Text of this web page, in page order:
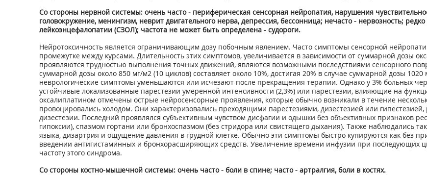
Со стороны нервной системы: очень часто - периферическая сенсорная нейропатия, нарушения
головокружение, менингизм, неврит двигательного нерва, депрессия, бессонница; нечасто - нервозность;
лейкоэнцефалопатии (СЗОЛ); частота не может быть определена - судороги.
Нейротоксичность является ограничивающим дозу побочным явлением. Часто симптомы сенсорной
промежутке между курсами. Длительность этих симптомов, увеличивается в зависимости от суммарной дозы
проявляются трудностью выполнения точных движений, являются возможными последствиями сенсорного
суммарной дозы около 850 мг/м2(10 циклов) составляет около 10%, достигая 20% в случае суммарной дозы 1020
неврологические симптомы уменьшаются или исчезают после прекращения терапии. Однако у 3% больных
устойчивые локализованные парестезии умеренной интенсивности (2,3%) или парестезии, влияющие на
оксалиплатином отмечены острые нейросенсорные проявления, которые обычно возникали в течение
провоцировались холодом. Они характеризовались преходящими парестезиями, дизестезией или
дизестезии. Последний проявлялся субъективным чувством дисфагии и одышки без объективных признаков
гипоксии), спазмом гортани или бронхоспазмом (без стридора или свистящего дыхания). Также наблюдались
языка, дизартрия и ощущение давления в грудной клетке. Обычно эти симптомы быстро купируются как без
введении антигистаминных и бронхорасширяющих средств. Увеличение времени инфузии при последующих
частоту этого синдрома.
Со стороны костно-мышечной системы: очень часто - боли в спине; часто - артралгия, боли в костях.